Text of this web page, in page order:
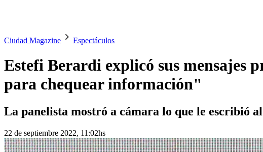
Ciudad Magazine Espectáculos
Estefi Berardi explicó sus mensajes
para chequear información"
La panelista mostró a cámara lo que le escribió
22 de septiembre 2022, 11:02hs